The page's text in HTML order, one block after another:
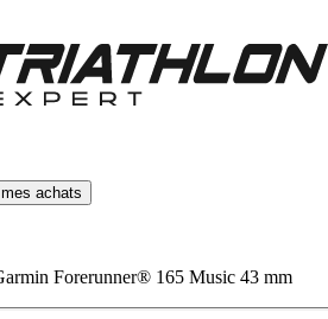
achats
Forerunner® 165 Music 43 mm